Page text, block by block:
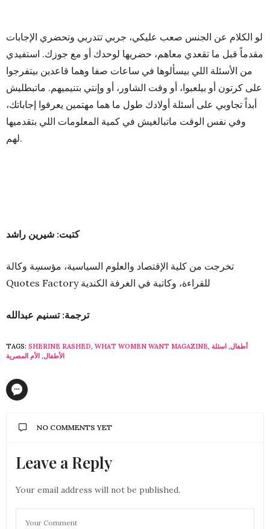
لو الكلام عن الجنس صعب عليكي، جربي تتدربي وتحضري الإجابات
مقدماً قبل ما تقعدي معاهم، حضريها لوحدك أو مع جوزك. استفيدي
من الأسئلة اللي بيسألوها في ساعات صفا وهما قاعدين بيتفرجوا
على كرتون أو بيلعبوا، أو وقت الشاور، أو وإنتي بتنيميهم. ماتبطليش
أبداً تجاوبي على أسئلة أولادك طول ما هما مهتمين يعرفوا إجاباتك،
وفي نفس الوقت ماتبالغيش في كمية المعلومات اللي بتقدميها
لهم.
كتبت: شيرين راشد
تخرجت من كلية الإقتصاد والعلوم السياسية، مؤسسِة وكالة
Quotes Factory للقراءة، وكاتبة في الغرفة الكندية
ترجمة: تسنيم عبدالله
TAGS: SHERINE RASHED, WHAT WOMEN WANT MAGAZINE, أطفال, اسئلة
الأطفال, الأم المصرية
NO COMMENTS YET
Leave a Reply
Your email address will not be published.